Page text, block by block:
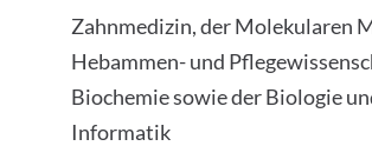
Zahnmedizin, der Molekularen
Hebammen- und
Biochemie sowie der Biologie
Informatik